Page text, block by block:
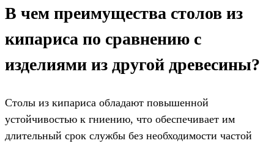
В чем преимущества столов из
кипариса по сравнению с
изделиями из другой древесины?
Столы из кипариса обладают повышенной
устойчивостью к гниению, что обеспечивает им
длительный срок службы без необходимости частой